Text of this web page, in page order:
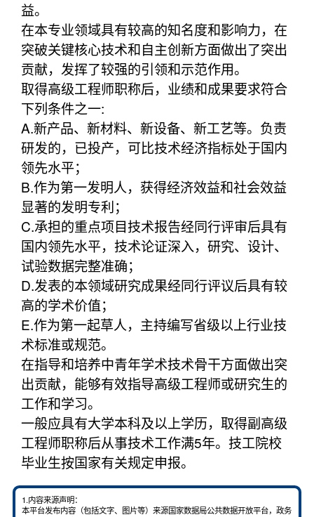
益。
在本专业领域具有较高的知名度和影响力，在
突破关键核心技术和自主创新方面做出了突出
贡献，发挥了较强的引领和示范作用。
取得高级工程师职称后，业绩和成果要求符合
下列条件之一:
A.新产品、新材料、新设备、新工艺等。负责
研发的，已投产，可比技术经济指标处于国内
领先水平；
B.作为第一发明人，获得经济效益和社会效益
显著的发明专利；
C.承担的重点项目技术报告经同行评审后具有
国内领先水平，技术论证深入，研究、设计、
试验数据完整准确；
D.发表的本领域研究成果经同行评议后具有较
高的学术价值；
E.作为第一起草人，主持编写省级以上行业技
术标准或规范。
在指导和培养中青年学术技术骨干方面做出突
出贡献，能够有效指导高级工程师或研究生的
工作和学习。
一般应具有大学本科及以上学历，取得副高级
工程师职称后从事技术工作满5年。技工院校
毕业生按国家有关规定申报。
1.内容来源声明：
本平台发布内容（包括文字、图片等）来源国家数据局公共数据开放平台，政务